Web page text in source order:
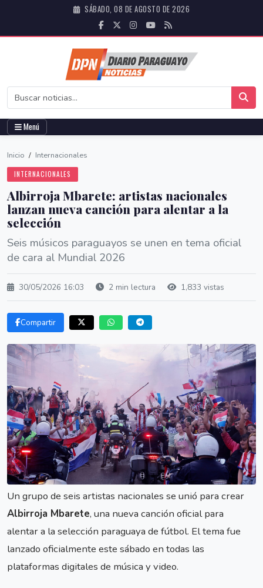
SÁBADO, 08 DE AGOSTO DE 2026
Menú
Inicio / Internacionales
INTERNACIONALES
Albirroja Mbarete: artistas nacionales
lanzan nueva canción para alentar a la
selección
Seis músicos paraguayos se unen en tema oficial
de cara al Mundial 2026
30/05/2026 16:03 2 min lectura 1,833 vistas
Compartir
Un grupo de seis artistas nacionales se unió para crear
Albirroja Mbarete, una nueva canción oficial para
alentar a la selección paraguaya de fútbol. El tema fue
lanzado oficialmente este sábado en todas las
plataformas digitales de música y video.